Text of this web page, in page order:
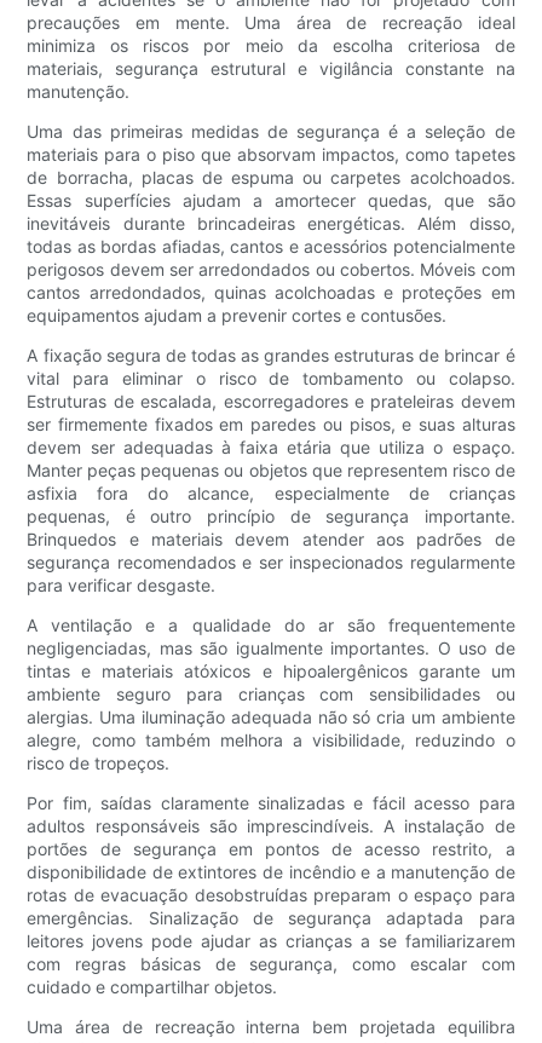
precauções em mente. Uma área de recreação ideal
minimiza os riscos por meio da escolha criteriosa de
materiais, segurança estrutural e vigilância constante na
manutenção.
Uma das primeiras medidas de segurança é a seleção de
materiais para o piso que absorvam impactos, como tapetes
de borracha, placas de espuma ou carpetes acolchoados.
Essas superfícies ajudam a amortecer quedas, que são
inevitáveis ​​durante brincadeiras energéticas. Além disso,
todas as bordas afiadas, cantos e acessórios potencialmente
perigosos devem ser arredondados ou cobertos. Móveis com
cantos arredondados, quinas acolchoadas e proteções em
equipamentos ajudam a prevenir cortes e contusões.
A fixação segura de todas as grandes estruturas de brincar é
vital para eliminar o risco de tombamento ou colapso.
Estruturas de escalada, escorregadores e prateleiras devem
ser firmemente fixados em paredes ou pisos, e suas alturas
devem ser adequadas à faixa etária que utiliza o espaço.
Manter peças pequenas ou objetos que representem risco de
asfixia fora do alcance, especialmente de crianças
pequenas, é outro princípio de segurança importante.
Brinquedos e materiais devem atender aos padrões de
segurança recomendados e ser inspecionados regularmente
para verificar desgaste.
A ventilação e a qualidade do ar são frequentemente
negligenciadas, mas são igualmente importantes. O uso de
tintas e materiais atóxicos e hipoalergênicos garante um
ambiente seguro para crianças com sensibilidades ou
alergias. Uma iluminação adequada não só cria um ambiente
alegre, como também melhora a visibilidade, reduzindo o
risco de tropeços.
Por fim, saídas claramente sinalizadas e fácil acesso para
adultos responsáveis ​​são imprescindíveis. A instalação de
portões de segurança em pontos de acesso restrito, a
disponibilidade de extintores de incêndio e a manutenção de
rotas de evacuação desobstruídas preparam o espaço para
emergências. Sinalização de segurança adaptada para
leitores jovens pode ajudar as crianças a se familiarizarem
com regras básicas de segurança, como escalar com
cuidado e compartilhar objetos.
Uma área de recreação interna bem projetada equilibra